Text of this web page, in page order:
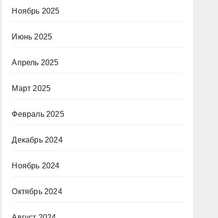
Ноябрь 2025
Июнь 2025
Апрель 2025
Март 2025
Февраль 2025
Декабрь 2024
Ноябрь 2024
Октябрь 2024